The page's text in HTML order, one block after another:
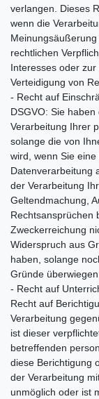
verlangen. Dieses
wenn die
rechtlichen
Interesses oder
Verteidigung von
- Recht auf
DSGVO: Sie
Verarbeitung Ihrer
solange die von
wird, wenn Sie
Datenverarbeitung
der Verarbeitung
Geltendmachung,
Rechtsansprüchen
Zweckerreichung
Widerspruch aus
haben, solange
Gründe
- Recht auf
Recht auf
Verarbeitung
ist dieser
betreffenden
diese Berichtigung
der Verarbeitung
unmöglich oder ist